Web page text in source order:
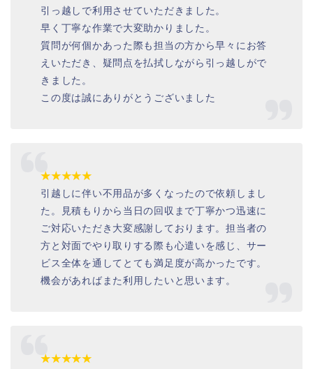
引っ越しで利用させていただきました。
早く丁寧な作業で大変助かりました。
質問が何個かあった際も担当の方から早々にお答
えいただき、疑問点を払拭しながら引っ越しがで
きました。
この度は誠にありがとうございました
★★★★★
引越しに伴い不用品が多くなったので依頼しまし
た。見積もりから当日の回収まで丁寧かつ迅速に
ご対応いただき大変感謝しております。担当者の
方と対面でやり取りする際も心遣いを感じ、サー
ビス全体を通してとても満足度が高かったです。
機会があればまた利用したいと思います。
★★★★★